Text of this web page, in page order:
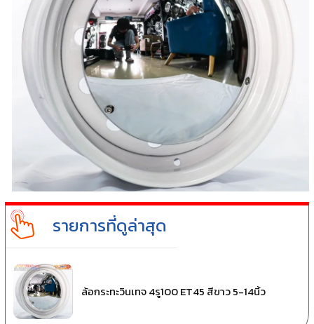
รายการที่ดูล่าสุด
ล้อกระทะวินเทจ 4รู100 ET45 สีขาว 5-14นิ้ว